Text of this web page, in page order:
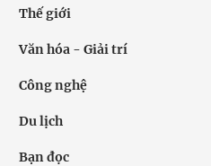
Thế giới
Văn hóa - Giải trí
Công nghệ
Du lịch
Bạn đọc